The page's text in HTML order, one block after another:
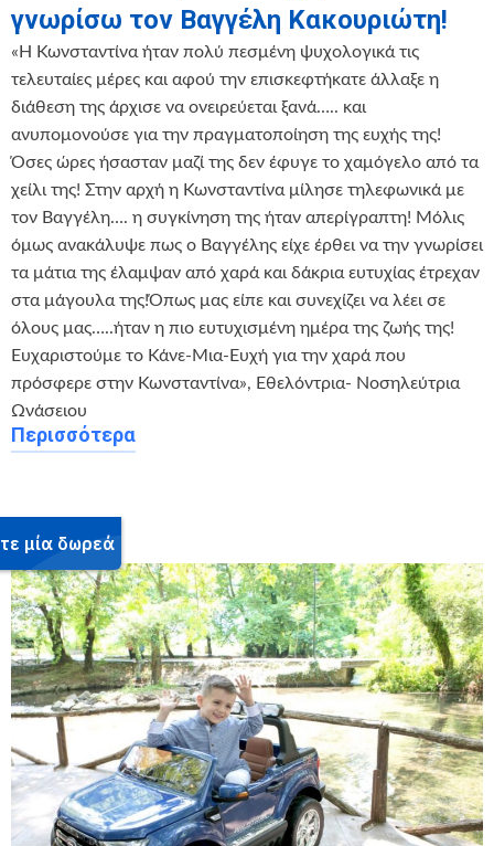
γνωρίσω τον Βαγγέλη Κακουριώτη!
«Η Κωνσταντίνα ήταν πολύ πεσμένη ψυχολογικά τις
τελευταίες μέρες και αφού την επισκεφτήκατε άλλαξε η
διάθεση της άρχισε να ονειρεύεται ξανά….. και
ανυπομονούσε για την πραγματοποίηση της ευχής της!
Όσες ώρες ήσασταν μαζί της δεν έφυγε το χαμόγελο από τα
χείλι της! Στην αρχή η Κωνσταντίνα μίλησε τηλεφωνικά με
τον Βαγγέλη…. η συγκίνηση της ήταν απερίγραπτη! Μόλις
όμως ανακάλυψε πως ο Βαγγέλης είχε έρθει να την γνωρίσει
τα μάτια της έλαμψαν από χαρά και δάκρια ευτυχίας έτρεχαν
στα μάγουλα της!Όπως μας είπε και συνεχίζει να λέει σε
όλους μας…..ήταν η πιο ευτυχισμένη ημέρα της ζωής της!
Ευχαριστούμε το Κάνε-Μια-Ευχή για την χαρά που
πρόσφερε στην Κωνσταντίνα», Εθελόντρια- Νοσηλεύτρια
Ωνάσειου
Περισσότερα